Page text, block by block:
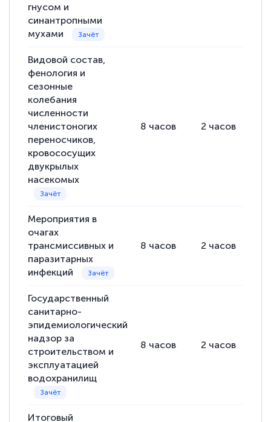
Обучение понравилось: огромное
количество тематической литературы,
прохождения курса, удобная система
аттестации, проблем не возникло ни на
каком этапе…
гнусом и
синантропными
мухами
Видовой состав,
фенология и
сезонные
колебания
численности
членистоногих
переносчиков,
кровососущих
двукрылых
насекомых
8 часов 2 часов
Мероприятия в
очагах
трансмиссивных и
паразитарных
инфекций
8 часов 2 часов
Государственный
санитарно-
эпидемиологический
надзор за
строительством и
эксплуатацией
водохранилищ
8 часов 2 часов
Итоговый